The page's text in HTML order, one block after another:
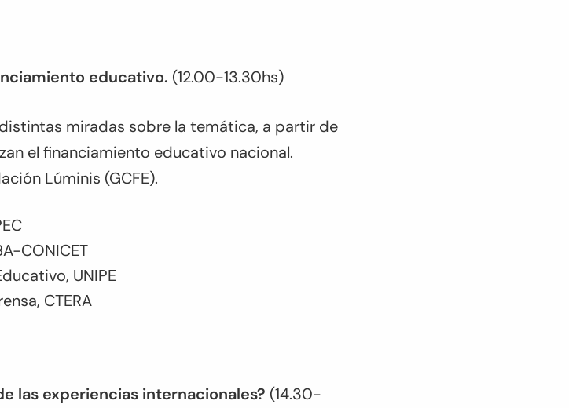
educativo. (12.00-13.30hs)
miradas sobre la temática, a partir de
el financiamiento educativo nacional.
Lúminis (GCFE).
CONICET
UNIPE
CTERA
las experiencias internacionales? (14.30-